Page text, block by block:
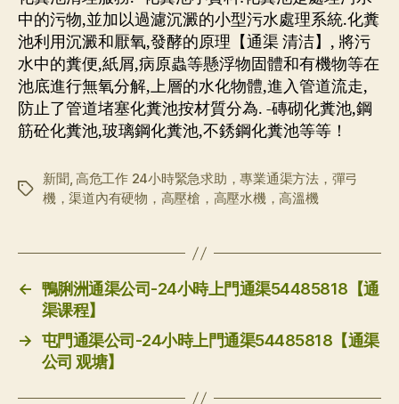
中的污物,並加以過濾沉澱的小型污水處理系統.化糞
池利用沉澱和厭氧,發酵的原理【通渠 清洁】, 將污
水中的糞便,紙屑,病原蟲等懸浮物固體和有機物等在
池底進行無氧分解,上層的水化物體,進入管道流走,
防止了管道堵塞化糞池按材質分為. -磚砌化糞池,鋼
筋砼化糞池,玻璃鋼化糞池,不銹鋼化糞池等等！
标
新聞, 高危工作 24小時緊急求助，專業通渠方法，彈弓
機，渠道內有硬物，高壓槍，高壓水機，高溫機
← 鴨脷洲通渠公司-24小時上門通渠54485818【通
渠课程】
→ 屯門通渠公司-24小時上門通渠54485818【通渠
公司 观塘】